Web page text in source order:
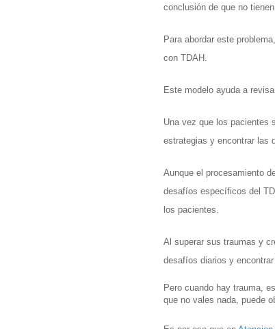
conclusión de que no
Para abordar este
con TDAH.
Este modelo ayuda a
Una vez que los pacientes
estrategias y encontrar las
Aunque el procesamiento
desafíos específicos del
los pacientes.
Al superar sus traumas y
desafíos diarios y
Pero cuando hay trauma,
que no vales nada, puede